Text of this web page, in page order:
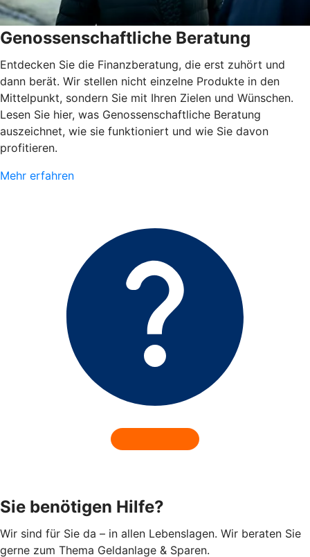
Genossenschaftliche Beratung
Entdecken Sie die Finanzberatung, die erst zuhört und
dann berät. Wir stellen nicht einzelne Produkte in den
Mittelpunkt, sondern Sie mit Ihren Zielen und Wünschen.
Lesen Sie hier, was Genossenschaftliche Beratung
auszeichnet, wie sie funktioniert und wie Sie davon
profitieren.
Mehr erfahren
Sie benötigen Hilfe?
Wir sind für Sie da – in allen Lebenslagen. Wir beraten Sie
gerne zum Thema Geldanlage & Sparen.